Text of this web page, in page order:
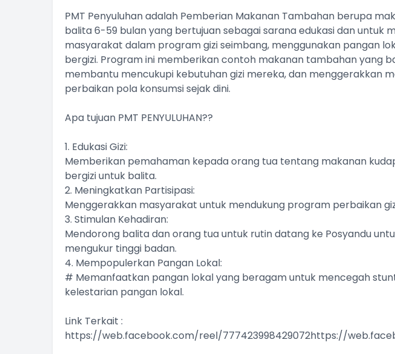
PMT Penyuluhan adalah Pemberian Makanan Tambahan berupa
balita 6-59 bulan yang bertujuan sebagai sarana edukasi dan untuk
masyarakat dalam program gizi seimbang, menggunakan pangan
bergizi. Program ini memberikan contoh makanan tambahan yang
membantu mencukupi kebutuhan gizi mereka, dan menggerakkan
perbaikan pola konsumsi sejak dini.
Apa tujuan PMT PENYULUHAN??
1. Edukasi Gizi:
Memberikan pemahaman kepada orang tua tentang makanan
bergizi untuk balita.
2. Meningkatkan Partisipasi:
Menggerakkan masyarakat untuk mendukung program perbaikan
3. Stimulan Kehadiran:
Mendorong balita dan orang tua untuk rutin datang ke Posyandu
mengukur tinggi badan.
4. Mempopulerkan Pangan Lokal:
# Memanfaatkan pangan lokal yang beragam untuk mencegah
kelestarian pangan lokal.
Link Terkait :
https://web.facebook.com/reel/777423998429072https://